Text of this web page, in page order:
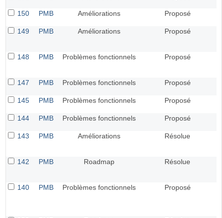
150 PMB Améliorations Proposé
149 PMB Améliorations Proposé
148 PMB Problèmes fonctionnels Proposé
147 PMB Problèmes fonctionnels Proposé
145 PMB Problèmes fonctionnels Proposé
144 PMB Problèmes fonctionnels Proposé
143 PMB Améliorations Résolue
142 PMB Roadmap Résolue
140 PMB Problèmes fonctionnels Proposé